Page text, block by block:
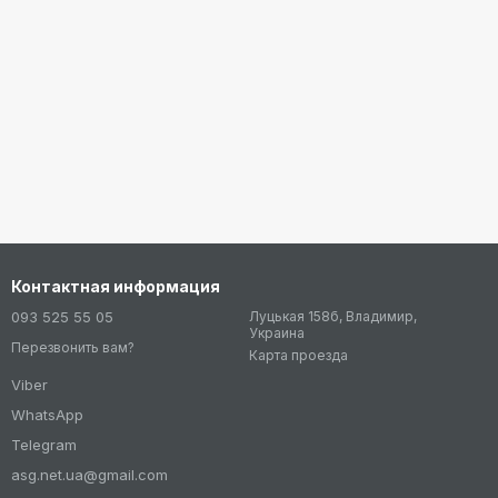
Контактная информация
093 525 55 05
Перезвонить вам?
Viber
WhatsApp
Telegram
asg.net.ua@gmail.com
Луцькая 158б, Владимир,
Украина
Карта проезда